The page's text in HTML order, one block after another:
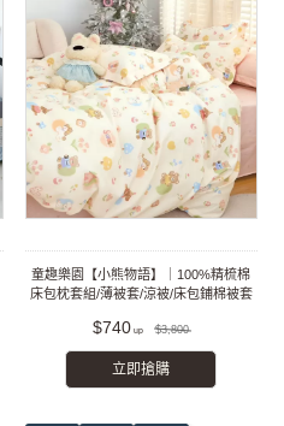
童趣樂園【小熊物語】｜100%精梳棉
床包枕套組/薄被套/涼被/床包鋪棉被套
$740 $3,800
立即搶購